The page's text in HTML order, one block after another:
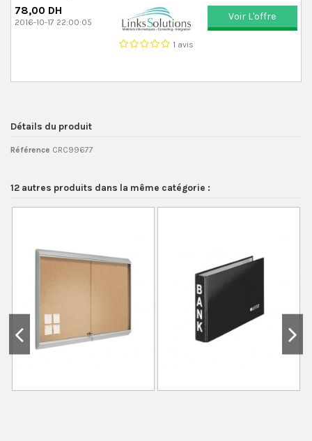
78,00 DH
2016-10-17 22:00:05
1 avis
Voir L'offre
Détails du produit
Référence CRC99677
12 autres produits dans la même catégorie :